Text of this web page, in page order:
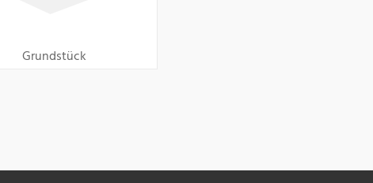
Grundstück